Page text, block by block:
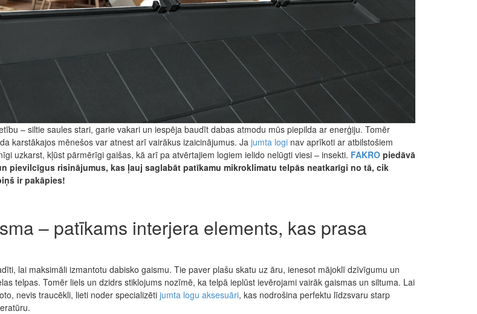
– siltie saules stari, garie vakari un iespēja baudīt dabas atmodu mūs piepilda ar enerģiju. Tomēr
karstākajos mēnešos var atnest arī vairākus izaicinājumus. Ja jumta loginav aprīkoti ar atbilstošiem
uzkarst, kļūst pārmērīgi gaišas, kā arī pa atvērtajiem logiem ielido nelūgti viesi – insekti. FAKROpiedāvā
pievilcīgus risinājumus, kas ļauj saglabāt patīkamu mikroklimatu telpās neatkarīgi no tā, cik
ir pakāpies!
– patīkams interjera elements, kas prasa
lai maksimāli izmantotu dabisko gaismu. Tie paver plašu skatu uz āru, ienesot mājoklī dzīvīgumu un
telpas. Tomēr liels un dzidrs stiklojums nozīmē, ka telpā ieplūst ievērojami vairāk gaismas un siltuma. Lai
nevis traucēkli, lieti noder specializēti jumta logu aksesuāri, kas nodrošina perfektu līdzsvaru starp